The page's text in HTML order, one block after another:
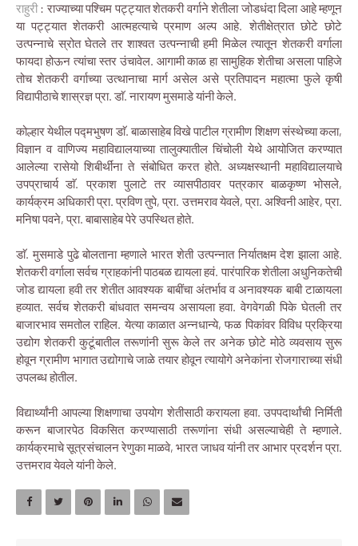
राहुरी: राज्याच्या पश्चिम पट्ट्यात शेतकरी वर्गाने शेतीला जोडधंदा दिला आहे म्हणून
या पट्ट्यात शेतकरी आत्महत्याचे प्रमाण अल्प आहे. शेतीक्षेत्रात छोटे छोटे
उत्पन्नाचे स्रोत घेतले तर शाश्वत उत्पन्नाची हमी मिळेल त्यातून शेतकरी वर्गाला
फायदा होऊन त्यांचा स्तर उंचावेल. आगामी काळ हा सामुहिक शेतीचा असला पाहिजे
तोच शेतकरी वर्गाच्या उत्थानाचा मार्ग असेल असे प्रतिपादन महात्मा फुले कृषी
विद्यापीठाचे शास्रज्ञ प्रा. डाॅ. नारायण मुसमाडे यांनी केले.
कोल्हार येथील पद्मभुषण डाॅ. बाळासाहेब विखे पाटील ग्रामीण शिक्षण संस्थेच्या कला,
विज्ञान व वाणिज्य महाविद्यालयाच्या तालुक्यातील चिंचोली येथे आयोजित करण्यात
आलेल्या रासेयो शिबीर्थींना ते संबोधित करत होते. अध्यक्षस्थानी महाविद्यालयाचे
उपप्राचार्य डाॅ. प्रकाश पुलाटे तर व्यासपीठावर पत्रकार बाळकृष्ण भोसले,
कार्यक्रम अधिकारी प्रा. प्रविण तुपे, प्रा. उत्तमराव येवले, प्रा. अश्विनी आहेर, प्रा.
मनिषा पवने, प्रा. बाबासाहेब पेरे उपस्थित होते.
डाॅ. मुसमाडे पुढे बोलताना म्हणाले भारत शेती उत्पन्नात निर्यातक्षम देश झाला आहे.
शेतकरी वर्गाला सर्वच ग्राहकांनी पाठबळ द्यायला हवं. पारंपारिक शेतीला अधुनिकतेची
जोड द्यायला हवी तर शेतीत आवश्यक बाबींचा अंतर्भाव व अनावश्यक बाबी टाळायला
हव्यात. सर्वच शेतकरी बांधवात समन्वय असायला हवा. वेगवेगळी पिके घेतली तर
बाजारभाव समतोल राहिल. येत्या काळात अन्नधान्ये, फळ पिकांवर विविध प्रक्रिया
उद्योग शेतकरी कुटूंबातील तरूणांनी सुरू केले तर अनेक छोटे मोठे व्यवसाय सुरू
होवून ग्रामीण भागात उद्योगाचे जाळे तयार होवून त्यायोगे अनेकांना रोजगाराच्या संधी
उपलब्ध होतील.
विद्यार्थ्यांनी आपल्या शिक्षणाचा उपयोग शेतीसाठी करायला हवा. उपपदार्थांची निर्मिती
करून बाजारपेठ विकसित करण्यासाठी तरूणांना संधी असल्याचेही ते म्हणाले.
कार्यक्रमाचे सूत्रसंचालन रेणुका माळवे, भारत जाधव यांनी तर आभार प्रदर्शन प्रा.
उत्तमराव येवले यांनी केले.